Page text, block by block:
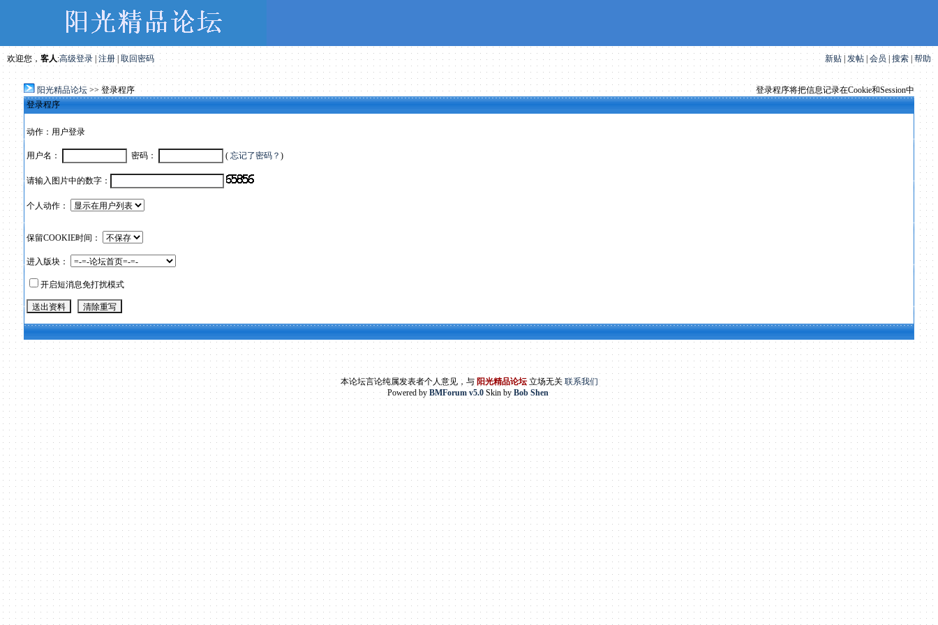
欢迎您， 客人:高级登录 |注册| 取回密码 新贴 | 发帖 会员 | 搜索 |帮助
阳光精品论坛 >> 登录程序
登录程序将把信息记录在Cookie和Session中
登录程序
动作：用户登录
用户名： 密码： ( 忘记了密码？ )
请输入图片中的数字：
个人动作：
保留COOKIE时间：
进入版块：
开启短消息免打扰模式
本论坛言论纯属发表者个人意见，与 阳光精品论坛 立场无关 联系我们
Powered by BMForum v5.0 Skin byBob Shen